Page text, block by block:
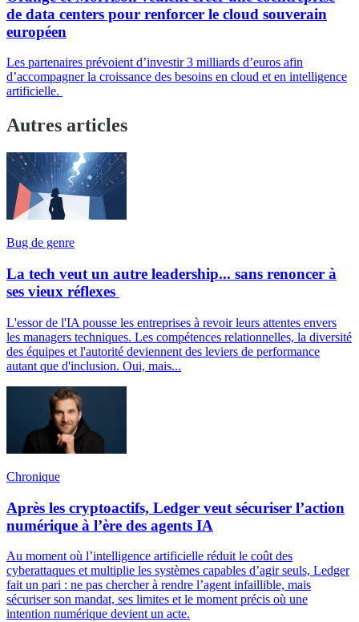
de data centers pour renforcer le cloud souverain
européen
Les partenaires prévoient d’investir 3 milliards d’euros afin
d’accompagner la croissance des besoins en cloud et en intelligence
artificielle.
Autres articles
Bug de genre
La tech veut un autre leadership... sans renoncer à
ses vieux réflexes
L'essor de l'IA pousse les entreprises à revoir leurs attentes envers
les managers techniques. Les compétences relationnelles, la diversité
des équipes et l'autorité deviennent des leviers de performance
autant que d'inclusion. Oui, mais...
Chronique
Après les cryptoactifs, Ledger veut sécuriser l’action
numérique à l’ère des agents IA
Au moment où l’intelligence artificielle réduit le coût des
cyberattaques et multiplie les systèmes capables d’agir seuls, Ledger
fait un pari : ne pas chercher à rendre l’agent infaillible, mais
sécuriser son mandat, ses limites et le moment précis où une
intention numérique devient un acte.